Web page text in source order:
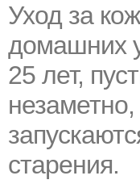
Уход за
домашних
25 лет,
старения.